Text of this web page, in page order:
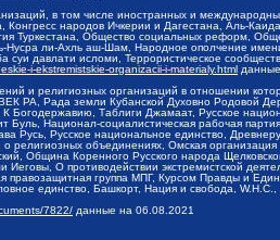
в том числе иностранных и
народов Ичкерии и Дагестана, Аль-
Туркестана, Общество социальных реформ,
Нусра ли-Ахль аш-Шам, Народное ополчение
суи давлати исломи, Террористическое
i-ekstremistskie-organizacii-i-materialy.html
и религиозных организаций в отношении
РА, Рада земли Кубанской Духовно Родовой
К Богодержавию, Таблиги Джамаат, Русское
Буль, Национал-социалистическая рабочая
Русь, Русское национальное единство,
о религиозных объединениях, Омская
Община Коренного Русского народа
Иеговы, О противодействии экстремистской
группа МПГ, Курсом Правды и
единство, Башкорт, Нация и свобода,
7822/ данные на 06.08.2021